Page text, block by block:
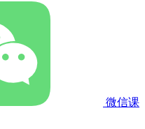
微信课